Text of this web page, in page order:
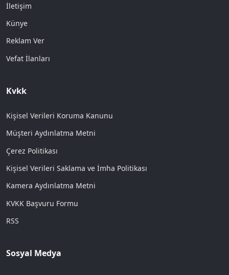
İletişim
Künye
Reklam Ver
Vefat İlanları
Kvkk
Kişisel Verileri Koruma Kanunu
Müşteri Aydınlatma Metni
Çerez Politikası
Kişisel Verileri Saklama ve İmha Politikası
Kamera Aydınlatma Metni
KVKK Başvuru Formu
RSS
Sosyal Medya